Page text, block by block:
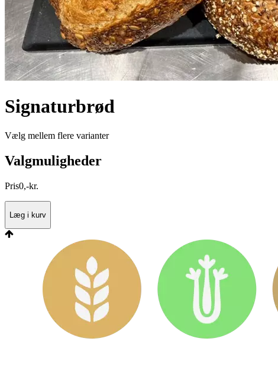
Signaturbrød
Vælg mellem flere varianter
Valgmuligheder
Pris0,-kr.
Læg i kurv